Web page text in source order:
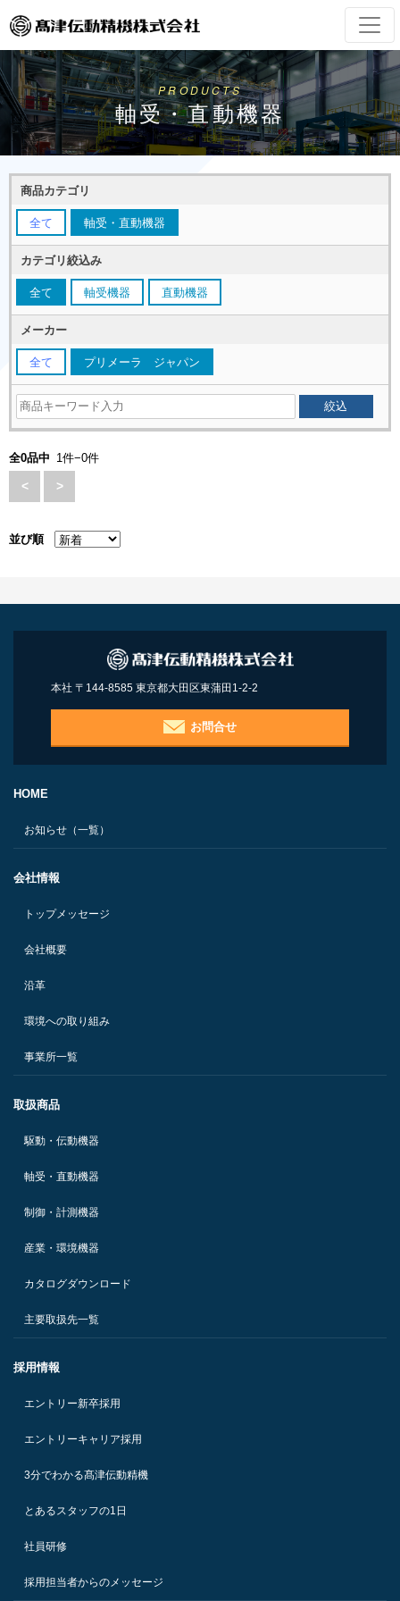
PRODUCTS
軸受・直動機器
商品カテゴリ
全て 軸受・直動機器
カテゴリ絞込み
全て 軸受機器 直動機器
メーカー
全て プリメーラ ジャパン
全0品中 1件−0件
< >
並び順
本社 〒144-8585 東京都大田区東蒲田1-2-2
お問合せ
HOME
お知らせ（一覧）
会社情報
トップメッセージ
会社概要
沿革
環境への取り組み
事業所一覧
取扱商品
駆動・伝動機器
軸受・直動機器
制御・計測機器
産業・環境機器
カタログダウンロード
主要取扱先一覧
採用情報
エントリー新卒採用
エントリーキャリア採用
3分でわかる髙津伝動精機
とあるスタッフの1日
社員研修
採用担当者からのメッセージ